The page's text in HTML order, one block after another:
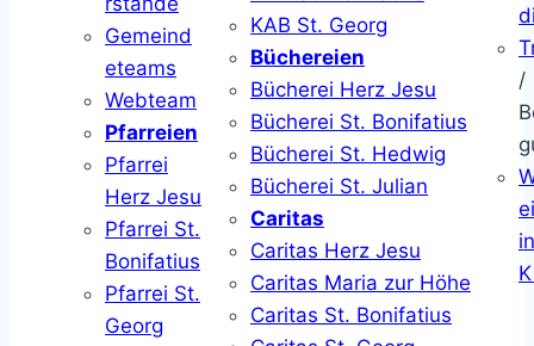
Gemeind
eteams
Webteam
Pfarreien
Pfarrei
Herz Jesu
Pfarrei St.
Bonifatius
Pfarrei St.
Georg
KAB St. Georg
Büchereien
Bücherei Herz Jesu
Bücherei St. Bonifatius
Bücherei St. Hedwig
Bücherei St. Julian
Caritas
Caritas Herz Jesu
Caritas Maria zur Höhe
Caritas St. Bonifatius
/